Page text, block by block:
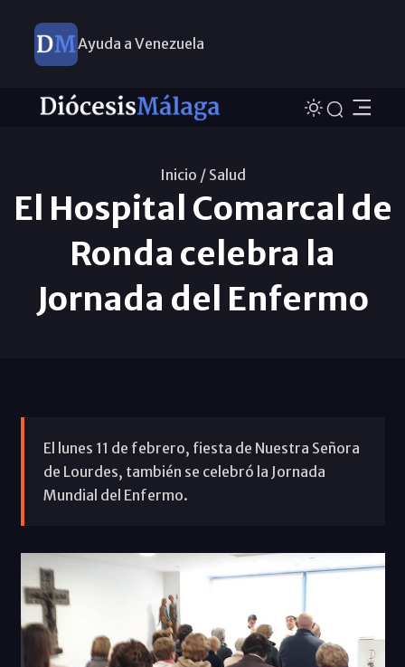
Ayuda a Venezuela
Inicio / Salud
El Hospital Comarcal de
Ronda celebra la
Jornada del Enfermo
El lunes 11 de febrero, fiesta de Nuestra Señora
de Lourdes, también se celebró la Jornada
Mundial del Enfermo.